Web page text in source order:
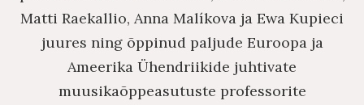
Matti Raekallio, Anna Malíkova ja Ewa Kupieci
juures ning õppinud paljude Euroopa ja
Ameerika Ühendriikide juhtivate
muusikaõppeasutuste professorite